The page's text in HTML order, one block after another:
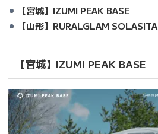
【宮城】IZUMI PEAK BASE
【山形】RURALGLAM SOLASITA
【宮城】IZUMI PEAK BASE